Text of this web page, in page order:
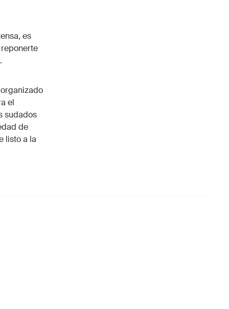
es
el
sudados
de
listo a la